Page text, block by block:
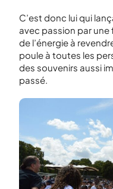
C’est donc lui qui
avec passion par
de l’énergie à
poule à toutes les
des souvenirs aussi
passé.